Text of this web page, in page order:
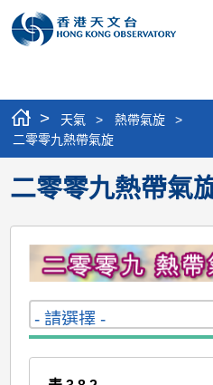
> 天氣 > 熱帶氣旋
>
二零零九熱帶氣旋
二零零九熱帶氣